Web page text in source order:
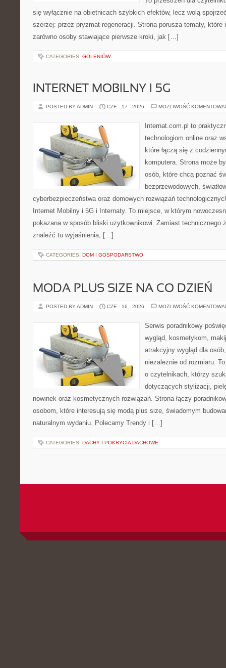
się wyłącznie na obietnicach szybkich efektów, lecz wolą
szerzej: przez pryzmat regeneracji. Strona porusza tematy, które
zarówno osoby stawiające pierwsze kroki, jak […]
CATEGORIES: GOLENIÓW
INTERNET MOBILNY I 5G
POSTED BY ADMIN CZE - 17 - 2026 MOŻLIWOŚĆ
Internat.com.pl to
technologiom online oraz
które łączą się z
komputera. Strona może
osób, które chcą poznać
bezprzewodowych,
cyberbezpieczeństwa oraz domowych rozwiązań
Internet Mobilny i 5G i Internaty. To miejsce, w którym
pokazana w sposób bliski użytkownikowi. Zamiast technicznego
znaleźć tu wyjaśnienia, […]
CATEGORIES: DOM I GOSPODARSTWO
MODA PLUS SIZE NA CO DZIEŃ
POSTED BY ADMIN CZE - 16 - 2026 MOŻLIWOŚĆ
Serwis poradnikowy
wygląd, kosmetykom,
atrakcyjny wygląd dla
niezależnie od rozmiaru.
o czytelnikach, którzy
dotyczących stylizacji,
nowinek oraz kosmetycznych rozwiązań. Strona łączy
osobom, które interesują się modą plus size, świadomym
naturalnym wydaniu. Polecamy Trendy i […]
CATEGORIES: DACHY I POKRYCIA DACHOWE